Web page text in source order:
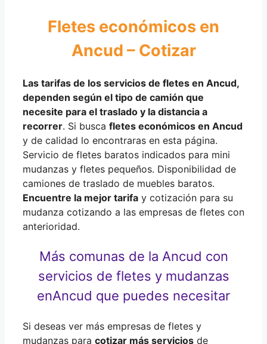
Fletes económicos en
Ancud – Cotizar
Las tarifas de los servicios de fletes en Ancud,
dependen según el tipo de camión que
necesite para el traslado y la distancia a
recorrer. Si busca fletes económicos en Ancud
y de calidad lo encontraras en esta página.
Servicio de fletes baratos indicados para mini
mudanzas y fletes pequeños. Disponibilidad de
camiones de traslado de muebles baratos.
Encuentre la mejor tarifa y cotización para su
mudanza cotizando a las empresas de fletes con
anterioridad.
Más comunas de la Ancud con
servicios de fletes y mudanzas
enAncud que puedes necesitar
Si deseas ver más empresas de fletes y
mudanzas para cotizar más servicios de